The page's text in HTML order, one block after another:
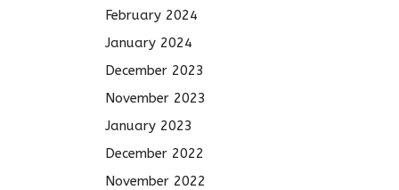
February 2024
January 2024
December 2023
November 2023
January 2023
December 2022
November 2022